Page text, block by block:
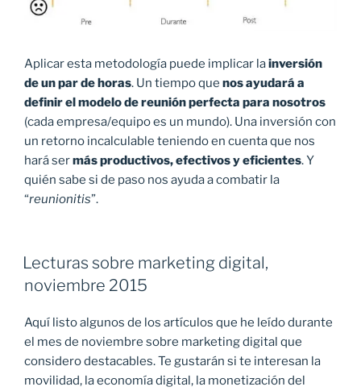
Aplicar esta metodología puede implicar lainversión
de un par de horas. Un tiempo que nos ayudará a
definir el modelo de reunión perfecta para nosotros
(cada empresa/equipo es un mundo). Una inversión con
un retorno incalculable teniendo en cuenta que nos
hará sermás productivos, efectivos y eficientes. Y
quién sabe si de paso nos ayuda a combatir la
“reunionitis”.
Lecturas sobre marketing digital,
noviembre 2015
Aquí listo algunos de los artículos que he leído durante
el mes de noviembre sobre marketing digital que
considero destacables. Te gustarán si te interesan la
movilidad, la economía digital, la monetización del